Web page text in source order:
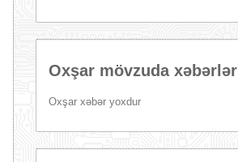
Oxşar mövzuda xəbərlər
Oxşar xəbər yoxdur